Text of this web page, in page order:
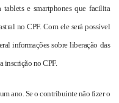
e smartphones que facilita
no CPF. Com ele será possível
informações sobre liberação das
inscrição no CPF.
ano. Se o contribuinte não fizer o